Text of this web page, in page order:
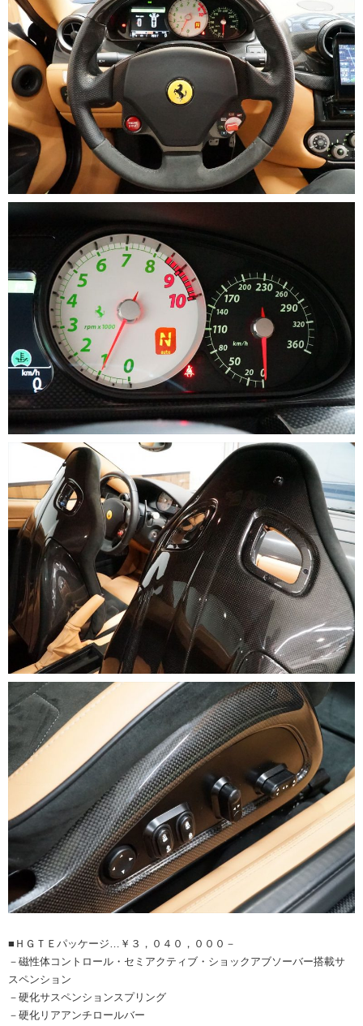
■ＨＧＴＥパッケージ…￥３，０４０，０００－
－磁性体コントロール・セミアクティブ・ショックアブソーバー搭載サ
スペンション
－硬化サスペンションスプリング
－硬化リアアンチロールバー